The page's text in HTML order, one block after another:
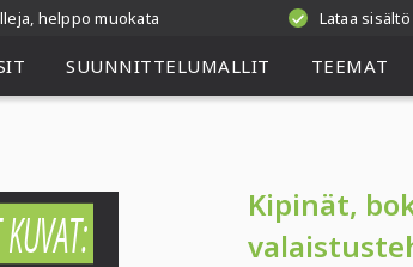
helppo muokata Lataa
SUUNNITTELUMALLIT TEEMAT
Kipinät,